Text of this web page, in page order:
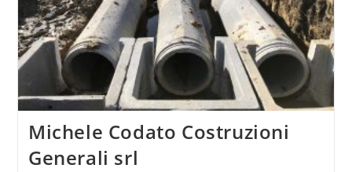
Michele Codato Costruzioni
Generali srl